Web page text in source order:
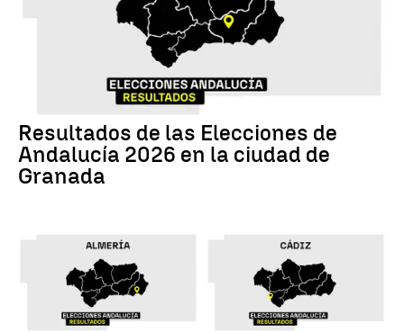
Resultados de las Elecciones de
Andalucía 2026 en la ciudad de
Granada